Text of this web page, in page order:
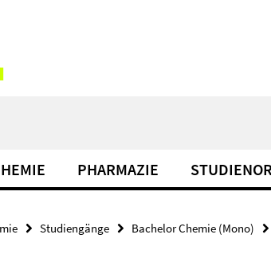
PHARMAZIE
Studiengänge Bachelor Chemie (Mono)